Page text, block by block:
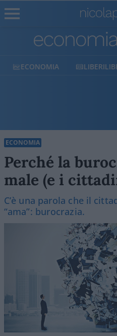
ECONOMIA LIBERILIBRI
ECONOMIA
Perché la
male (e i
C’è una parola che il
“ama”: burocrazia.